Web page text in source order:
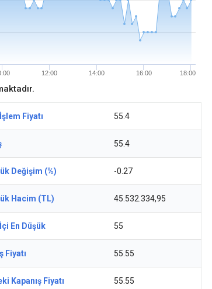
12:00 14:00 16:00 18:00
Fiyatı 55.4
55.4
Değişim (%) -0.27
Hacim (TL) 45.532.334,95
En Düşük 55
Fiyatı 55.55
Kapanış Fiyatı 55.55